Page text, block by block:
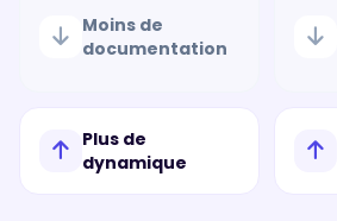
Moins de
documentation
Plus de
dynamique